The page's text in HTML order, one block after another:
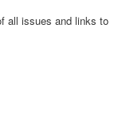
all issues and links to